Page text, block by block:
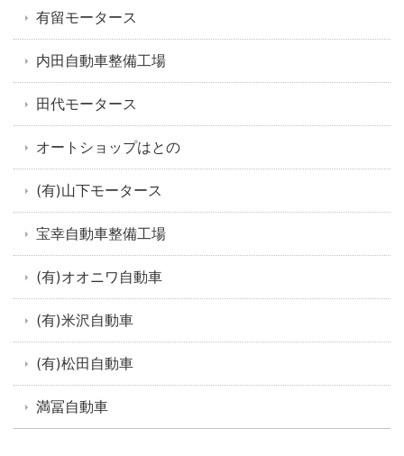
有留モータース
内田自動車整備工場
田代モータース
オートショップはとの
(有)山下モータース
宝幸自動車整備工場
(有)オオニワ自動車
(有)米沢自動車
(有)松田自動車
満冨自動車